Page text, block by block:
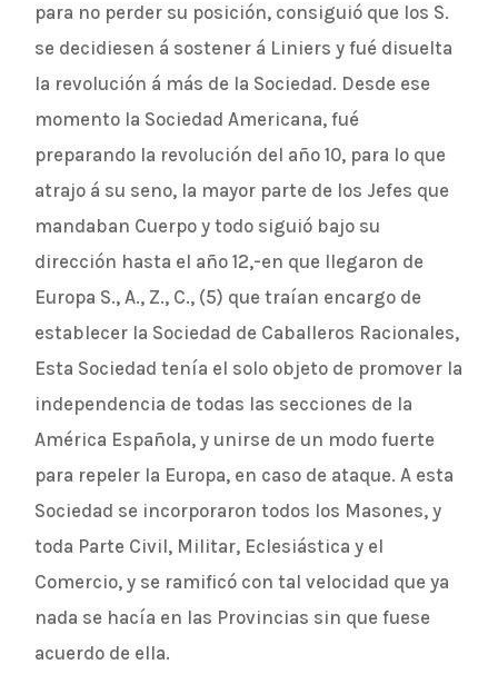
para no perder su posición, consiguió que los S.
se decidiesen á sostener á Liniers y fué disuelta
la revolución á más de la Sociedad. Desde ese
momento la Sociedad Americana, fué
preparando la revolución del año 10, para lo que
atrajo á su seno, la mayor parte de los Jefes que
mandaban Cuerpo y todo siguió bajo su
dirección hasta el año 12,-en que llegaron de
Europa S., A., Z., C., (5) que traían encargo de
establecer la Sociedad de Caballeros Racionales,
Esta Sociedad tenía el solo objeto de promover la
independencia de todas las secciones de la
América Española, y unirse de un modo fuerte
para repeler la Europa, en caso de ataque. A esta
Sociedad se incorporaron todos los Masones, y
toda Parte Civil, Militar, Eclesiástica y el
Comercio, y se ramificó con tal velocidad que ya
nada se hacía en las Provincias sin que fuese
acuerdo de ella.